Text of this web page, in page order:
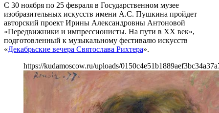
С 30 ноября по 25 февраля в Государственном музее
изобразительных искусств имени А.С. Пушкина пройдет
авторский проект Ирины Александровны Антоновой
«Передвижники и импрессионисты. На пути в ХХ век»,
подготовленный к музыкальному фестивалю искусств
«Декабрьские вечера Святослава Рихтера».
https://kudamoscow.ru/uploads/